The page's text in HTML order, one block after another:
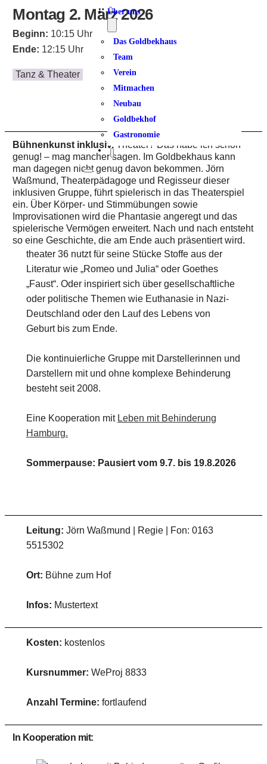
Über uns
Das Goldbekhaus
Team
Verein
Mitmachen
Neubau
Goldbekhof
Gastronomie
Montag 2. März 2026
Beginn: 10:15 Uhr
Ende: 12:15 Uhr
Tanz & Theater
Bühnenkunst inklusiv. Theater? Das habe ich schon
genug! – mag mancher sagen. Im Goldbekhaus kann
man dagegen nicht genug davon bekommen. Jörn
Waßmund, Theaterpädagoge und Regisseur dieser
inklusiven Gruppe, führt spielerisch in das Theaterspiel
ein. Über Körper- und Stimmübungen sowie
Improvisationen wird die Phantasie angeregt und das
spielerische Vermögen erweitert. Nach und nach entsteht
so eine Geschichte, die am Ende auch präsentiert wird.
theater 36 nutzt für seine Stücke Stoffe aus der
Literatur wie „Romeo und Julia“ oder Goethes
„Faust“. Oder inspiriert sich über gesellschaftliche
oder politische Themen wie Euthanasie in Nazi-
Deutschland oder den Lauf des Lebens von
Geburt bis zum Ende.
Die kontinuierliche Gruppe mit Darstellerinnen und
Darstellern mit und ohne komplexe Behinderung
besteht seit 2008.
Eine Kooperation mit Leben mit Behinderung
Hamburg.
Sommerpause: Pausiert vom 9.7. bis 19.8.2026
Leitung: Jörn Waßmund | Regie | Fon: 0163
5515302
Ort: Bühne zum Hof
Infos: Mustertext
Kosten: kostenlos
Kursnummer: WeProj 8833
Anzahl Termine: fortlaufend
In Kooperation mit: